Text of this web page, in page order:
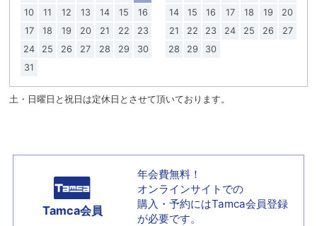
10
11 12 13 14 15
16
17
18 19 20 21 22
23
24
25 26 27 28 29
30
31
14
15 16 17 18 19
20
21
22 23 24 25 26
27
28
29 30
土・日曜日と祝日は定休日とさせて頂いております。
Tamca会員
年会費無料！
オンラインサイトでの
購入・予約にはTamca会員登録
が必要です。